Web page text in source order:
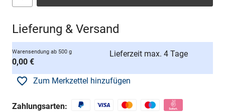
Lieferung & Versand
Warensendung ab 500 g
0,00 €
Lieferzeit max. 4 Tage
Zum Merkzettel hinzufügen
Zahlungsarten: